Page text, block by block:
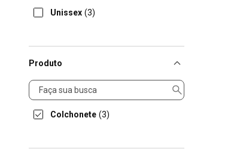
Unissex (3)
Produto
Produto
Colchonete (3)